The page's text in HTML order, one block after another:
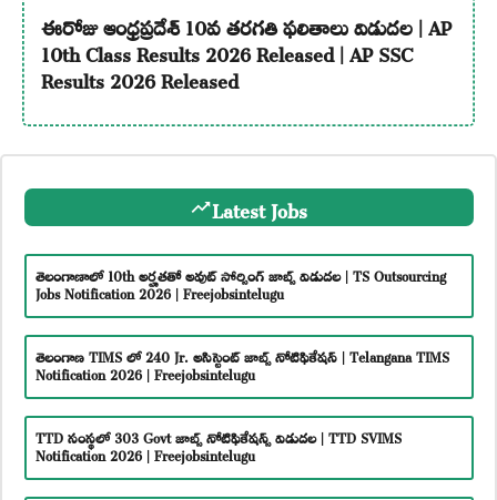
ఈరోజు ఆంధ్రప్రదేశ్ 10వ తరగతి ఫలితాలు విడుదల | AP
10th Class Results 2026 Released | AP SSC
Results 2026 Released
Latest Jobs
తెలంగాణాలో 10th అర్హతతో అవుట్ సోర్సింగ్ జాబ్స్ విడుదల | TS Outsourcing
Jobs Notification 2026 | Freejobsintelugu
తెలంగాణ TIMS లో 240 Jr. అసిస్టెంట్ జాబ్స్ నోటిఫికేషన్ | Telangana TIMS
Notification 2026 | Freejobsintelugu
TTD సంస్థలో 303 Govt జాబ్స్ నోటిఫికేషన్స్ విడుదల | TTD SVIMS
Notification 2026 | Freejobsintelugu